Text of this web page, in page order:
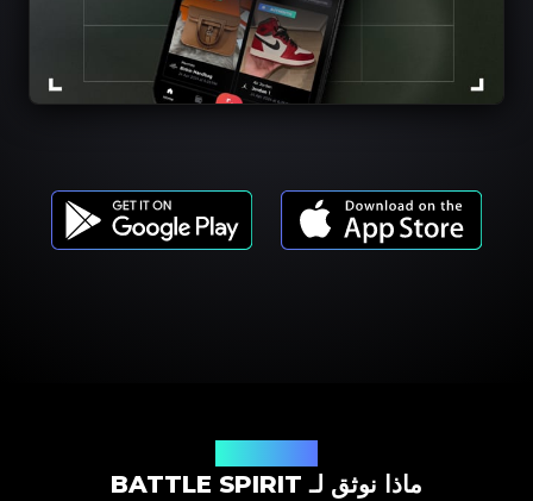
ماذا نوثق لـ BATTLE SPIRIT